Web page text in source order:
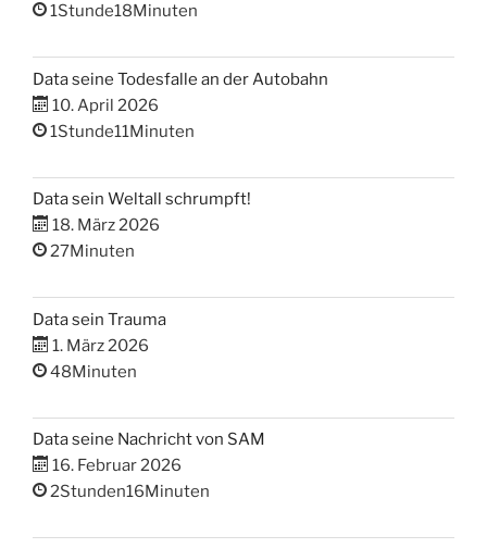
1Stunde18Minuten
Data seine Todesfalle an der Autobahn
10. April 2026
1Stunde11Minuten
Data sein Weltall schrumpft!
18. März 2026
27Minuten
Data sein Trauma
1. März 2026
48Minuten
Data seine Nachricht von SAM
16. Februar 2026
2Stunden16Minuten